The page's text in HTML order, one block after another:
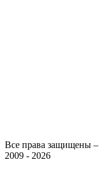
Все права защищены –
2009 - 2026